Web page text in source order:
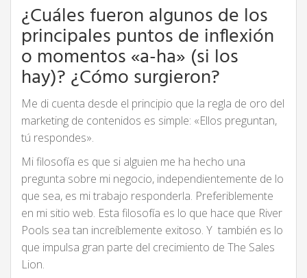
¿Cuáles fueron algunos de los
principales puntos de inflexión
o momentos «a-ha» (si los
hay)? ¿Cómo surgieron?
Me di cuenta desde el principio que la regla de oro del
marketing de contenidos es simple: «Ellos preguntan,
tú respondes».
Mi filosofía es que si alguien me ha hecho una
pregunta sobre mi negocio, independientemente de lo
que sea, es mi trabajo responderla. Preferiblemente
en mi sitio web. Esta filosofía es lo que hace que River
Pools sea tan increíblemente exitoso. Y también es lo
que impulsa gran parte del crecimiento de The Sales
Lion.